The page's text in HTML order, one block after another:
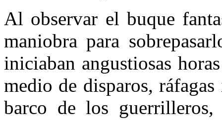
Al observar el buque
maniobra para
iniciaban angustiosas
medio de disparos,
barco de los